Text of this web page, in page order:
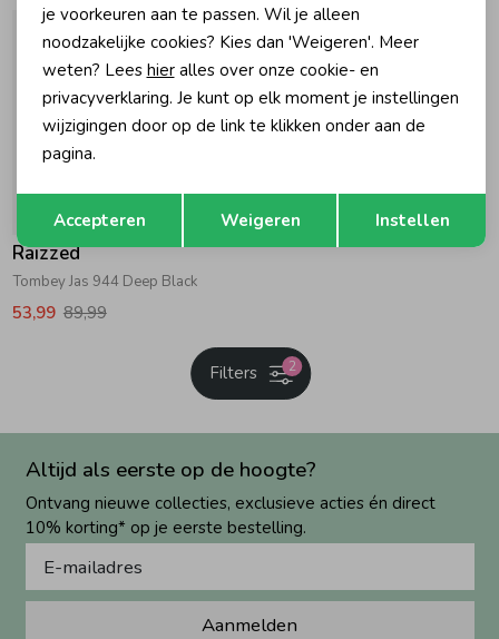
-40% korting
Raizzed
Tombey Jas 944 Deep Black
53,99 89,99
2
Filters
Altijd als eerste op de hoogte?
Ontvang nieuwe collecties, exclusieve acties én direct
10% korting* op je eerste bestelling.
Aanmelden
Terug Opslaan
je voorkeuren aan te passen. Wil je alleen
noodzakelijke cookies? Kies dan 'Weigeren'. Meer
weten? Lees hieralles over onze cookie- en
privacyverklaring. Je kunt op elk moment je instellingen
wijzigingen door op de link te klikken onder aan de
pagina.
Accepteren Weigeren Instellen